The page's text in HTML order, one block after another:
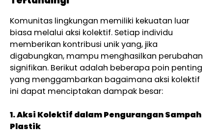
Komunitas lingkungan memiliki kekuatan luar
biasa melalui aksi kolektif. Setiap individu
memberikan kontribusi unik yang, jika
digabungkan, mampu menghasilkan perubahan
signifikan. Berikut adalah beberapa poin penting
yang menggambarkan bagaimana aksi kolektif
ini dapat menciptakan dampak besar:
1. Aksi Kolektif dalam Pengurangan Sampah
Plastik